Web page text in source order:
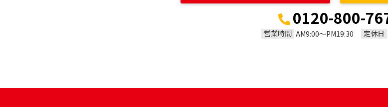
0120-800-
営業時間 AM9:00～PM19:30 定休日